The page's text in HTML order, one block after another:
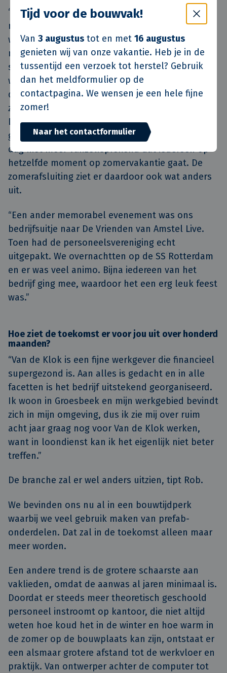
Tijd voor de bouwvak!
Van 3 augustus tot en met 16 augustus
genieten wij van onze vakantie. Heb je in de
tussentijd een verzoek tot herstel? Gebruik
dan het meldformulier op de
contactpagina. We wensen je een hele fijne
zomer!
Naar het contactformulier
“Ik ben niet de typische ‘Klokganger’ die
meedoet met bijvoorbeeld het collectieve
wielrennen”, bekent Rob lachend. “Wel denk ik
met warme gevoelens terug aan de
samenkomsten bij de bouwvakborrels van
weleer, waarbij wij met alle collega’s tegelijkertijd
de vakantie inluidden. Iedereen had daar enorm
zin in natuurlijk, dus de sfeer was geweldig.
Doordat Van de Klok de afgelopen jaren flink is
gegroeid, ook qua personeel, is het vandaag de
dag niet meer vanzelfsprekend dat iedereen op
hetzelfde moment op zomervakantie gaat. De
zomerafsluiting ziet er daardoor ook wat anders
uit.
“Een ander memorabel evenement was ons
bedrijfsuitje naar De Vrienden van Amstel Live.
Toen had de personeelsvereniging echt
uitgepakt. We overnachtten op de SS Rotterdam
en er was veel animo. Bijna iedereen van het
bedrijf ging mee, waardoor het een erg leuk feest
was.”
Hoe ziet de toekomst er voor jou uit over honderd
maanden?
“Van de Klok is een fijne werkgever die financieel
supergezond is. Aan alles is gedacht en in alle
facetten is het bedrijf uitstekend georganiseerd.
Ik woon in Groesbeek en mijn werkgebied bevindt
zich in mijn omgeving, dus ik zie mij over ruim
acht jaar graag nog voor Van de Klok werken,
want in loondienst kan ik het eigenlijk niet beter
treffen.”
De branche zal er wel anders uitzien, tipt Rob.
We bevinden ons nu al in een bouwtijdperk
waarbij we veel gebruik maken van prefab-
onderdelen. Dat zal in de toekomst alleen maar
meer worden.
Een andere trend is de grotere schaarste aan
vaklieden, omdat de aanwas al jaren minimaal is.
Doordat er steeds meer theoretisch geschoold
personeel instroomt op kantoor, die niet altijd
weten hoe koud het in de winter en hoe warm in
de zomer op de bouwplaats kan zijn, ontstaat er
een alsmaar grotere afstand tot de werkvloer en
praktijk. Van ontwerper achter de computer tot